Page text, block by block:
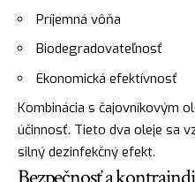
Príjemná vôňa
Biodegradovateľnosť
Ekonomická efektívnosť
Kombinácia s čajovníkovým
účinnosť. Tieto dva oleje sa
silný dezinfekčný efekt.